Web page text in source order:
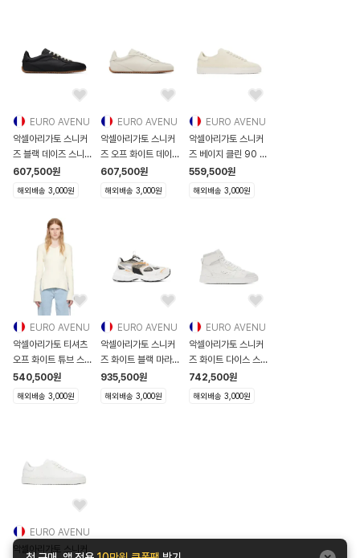
EURO AVENU
악셀아리가토 스니커
즈 블랙 데이즈 스니커
즈
262307M237018
607,500원
해외배송 3,000원
EURO AVENU
악셀아리가토 스니커
즈 오프 화이트 데이즈
스니커즈
262307M2
607,500원
해외배송 3,000원
EURO AVENU
악셀아리가토 스니커
즈 베이지 클린 90 스
니커즈
251307M237074
559,500원
해외배송 3,000원
EURO AVENU
악셀아리가토 티셔츠
오프 화이트 튜브 스웨
터
241307F096001
540,500원
해외배송 3,000원
EURO AVENU
악셀아리가토 스니커
즈 화이트 블랙 마라톤
스니커즈 232307
935,500원
해외배송 3,000원
EURO AVENU
악셀아리가토 스니커
즈 화이트 다이스 스니
커즈
232307F127000
742,500원
해외배송 3,000원
EURO AVENU
악셀아리가토 스니커